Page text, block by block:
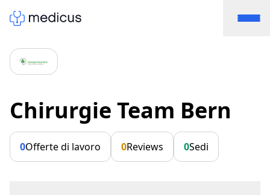
Chirurgie Team Bern
0Offerte di lavoro 0Reviews 0Sedi